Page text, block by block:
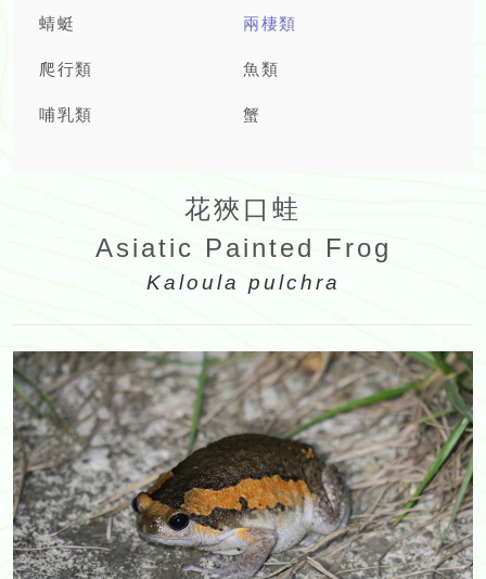
蜻蜓 兩棲類
爬行類 魚類
哺乳類 蟹
花狹口蛙
Asiatic Painted Frog
Kaloula pulchra